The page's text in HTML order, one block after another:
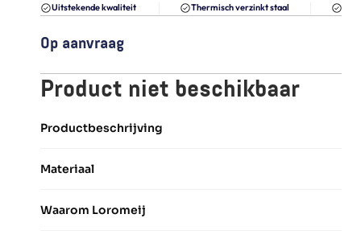
Uitstekende kwaliteit Thermisch verzinkt staal
Op aanvraag
Product niet beschikbaar
Productbeschrijving
Materiaal
Waarom Loromeij